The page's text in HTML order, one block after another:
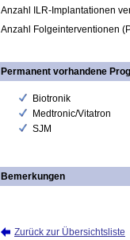
Anzahl ILR-Implantationen
Anzahl Folgeinterventionen
Permanent vorhandene
Biotronik
Medtronic/Vitatron
SJM
Bemerkungen
Zurück zur Übersichtsliste